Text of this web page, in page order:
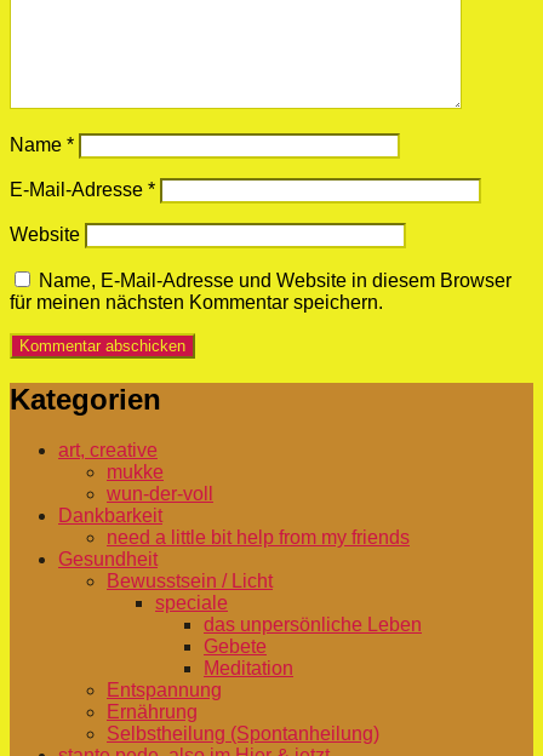
Name *
E-Mail-Adresse *
Website
Name, E-Mail-Adresse und Website in diesem Browser
für meinen nächsten Kommentar speichern.
Kategorien
art, creative
mukke
wun-der-voll
Dankbarkeit
need a little bit help from my friends
Gesundheit
Bewusstsein / Licht
speciale
das unpersönliche Leben
Gebete
Meditation
Entspannung
Ernährung
Selbstheilung (Spontanheilung)